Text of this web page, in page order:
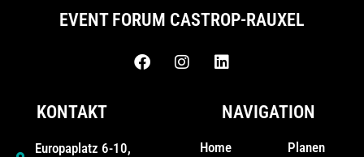
EVENT FORUM CASTROP-RAUXEL
KONTAKT
Europaplatz 6-10,
NAVIGATION
Home
Planen